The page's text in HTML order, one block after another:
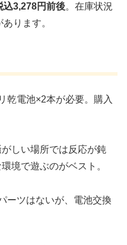
込3,278円前後。在庫状況
ります。
乾電池×2本が必要。購入
がしい場所では反応が鈍
境で遊ぶのがベスト。
ーツはないが、電池交換